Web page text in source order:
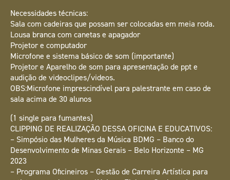
Necessidades técnicas:
Sala com cadeiras que possam ser colocadas em meia roda.
Lousa branca com canetas e apagador
Projetor e computador
Microfone e sistema básico de som (importante)
Projetor e Aparelho de som para apresentação de ppt e
audição de videoclipes/videos.
OBS:Microfone imprescindível para palestrante em caso de
sala acima de 30 alunos
(1 single para fumantes)
CLIPPING DE REALIZAÇÃO DESSA OFICINA E EDUCATIVOS:
– Simpósio das Mulheres da Música BDMG – Banco do
Desenvolvimento de Minas Gerais – Belo Horizonte – MG
2023
– Programa Oficineiros – Gestão de Carreira Artística para